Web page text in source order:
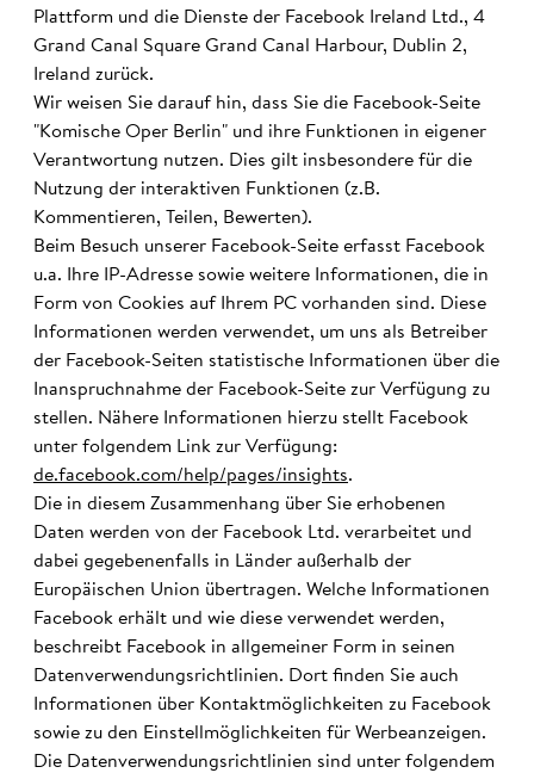
Plattform und die Dienste der Facebook Ireland Ltd., 4
Grand Canal Square Grand Canal Harbour, Dublin 2,
Ireland zurück.
Wir weisen Sie darauf hin, dass Sie die Facebook-Seite
"Komische Oper Berlin" und ihre Funktionen in eigener
Verantwortung nutzen. Dies gilt insbesondere für die
Nutzung der interaktiven Funktionen (z.B.
Kommentieren, Teilen, Bewerten).
Beim Besuch unserer Facebook-Seite erfasst Facebook
u.a. Ihre IP-Adresse sowie weitere Informationen, die in
Form von Cookies auf Ihrem PC vorhanden sind. Diese
Informationen werden verwendet, um uns als Betreiber
der Facebook-Seiten statistische Informationen über die
Inanspruchnahme der Facebook-Seite zur Verfügung zu
stellen. Nähere Informationen hierzu stellt Facebook
unter folgendem Link zur Verfügung:
de.facebook.com/help/pages/insights.
Die in diesem Zusammenhang über Sie erhobenen
Daten werden von der Facebook Ltd. verarbeitet und
dabei gegebenenfalls in Länder außerhalb der
Europäischen Union übertragen. Welche Informationen
Facebook erhält und wie diese verwendet werden,
beschreibt Facebook in allgemeiner Form in seinen
Datenverwendungsrichtlinien. Dort finden Sie auch
Informationen über Kontaktmöglichkeiten zu Facebook
sowie zu den Einstellmöglichkeiten für Werbeanzeigen.
Die Datenverwendungsrichtlinien sind unter folgendem